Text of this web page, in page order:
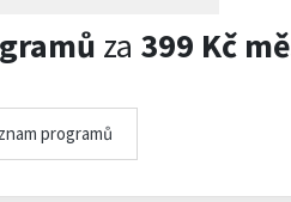
za 399 Kč
programů